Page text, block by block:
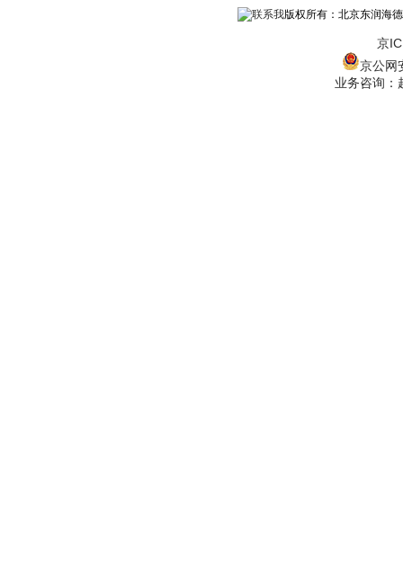
版权所有：北京东润海
京
京公网
业务咨询：